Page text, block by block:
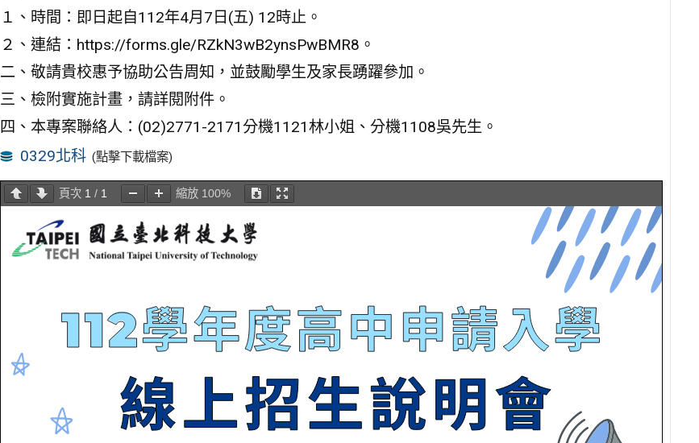
１、時間：即日起自112年4月7日(五) 12時止。
２、連結：https://forms.gle/RZkN3wB2ynsPwBMR8。
二、敬請貴校惠予協助公告周知，並鼓勵學生及家長踴躍參加。
三、檢附實施計畫，請詳閱附件。
四、本專案聯絡人：(02)2771-2171分機1121林小姐、分機1108吳先生。
0329北科 (點擊下載檔案)
頁次 1 / 1 縮放 100%